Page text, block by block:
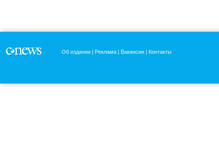
Об издании Реклама Вакансии Контакты